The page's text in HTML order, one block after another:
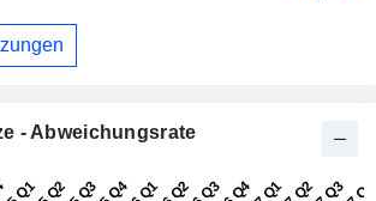
- Abweichungsrate